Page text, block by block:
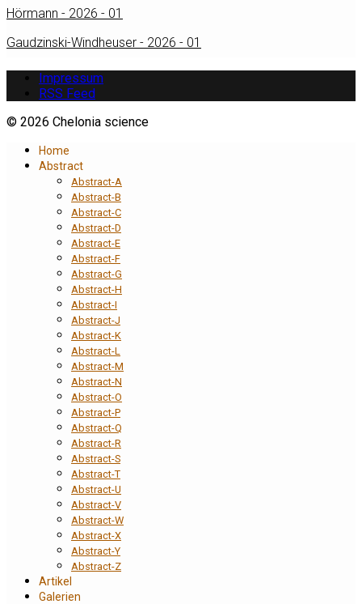
Hörmann - 2026 - 01
Gaudzinski-Windheuser - 2026 - 01
Impressum
RSS Feed
© 2026 Chelonia science
Home
Abstract
Abstract-A
Abstract-B
Abstract-C
Abstract-D
Abstract-E
Abstract-F
Abstract-G
Abstract-H
Abstract-I
Abstract-J
Abstract-K
Abstract-L
Abstract-M
Abstract-N
Abstract-O
Abstract-P
Abstract-Q
Abstract-R
Abstract-S
Abstract-T
Abstract-U
Abstract-V
Abstract-W
Abstract-X
Abstract-Y
Abstract-Z
Artikel
Galerien